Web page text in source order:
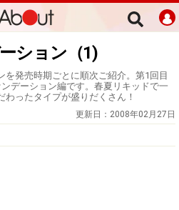
ション（1)
発売時期ごとに順次ご紹介。第1回目
デーション編です。春夏リキッドで一
ったタイプが盛りだくさん！
更新日： 2008年02月27日